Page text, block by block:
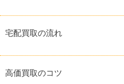
宅配買取の流れ
高価買取のコツ